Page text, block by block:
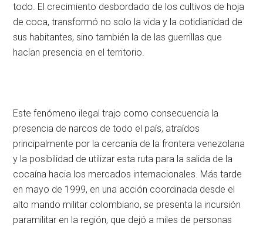
todo. El crecimiento desbordado de los cultivos de hoja
de coca, transformó no solo la vida y la cotidianidad de
sus habitantes, sino también la de las guerrillas que
hacían presencia en el territorio.
Este fenómeno ilegal trajo como consecuencia la
presencia de narcos de todo el país, atraídos
principalmente por la cercanía de la frontera venezolana
y la posibilidad de utilizar esta ruta para la salida de la
cocaína hacia los mercados internacionales. Más tarde
en mayo de 1999, en una acción coordinada desde el
alto mando militar colombiano, se presenta la incursión
paramilitar en la región, que dejó a miles de personas